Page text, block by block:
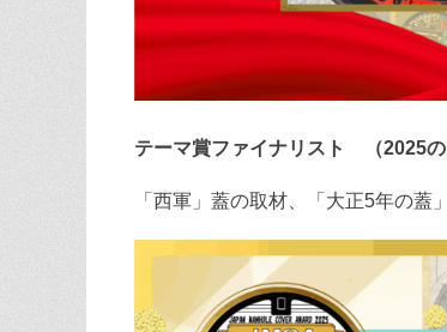
テーマ賞ファイナリスト （2025の
「西軍」蓋の取材、「大正5年の蓋